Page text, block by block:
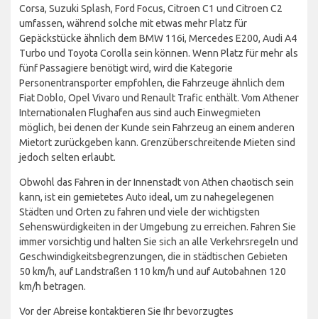
Corsa, Suzuki Splash, Ford Focus, Citroen C1 und Citroen C2
umfassen, während solche mit etwas mehr Platz für
Gepäckstücke ähnlich dem BMW 116i, Mercedes E200, Audi A4
Turbo und Toyota Corolla sein können. Wenn Platz für mehr als
fünf Passagiere benötigt wird, wird die Kategorie
Personentransporter empfohlen, die Fahrzeuge ähnlich dem
Fiat Doblo, Opel Vivaro und Renault Trafic enthält. Vom Athener
Internationalen Flughafen aus sind auch Einwegmieten
möglich, bei denen der Kunde sein Fahrzeug an einem anderen
Mietort zurückgeben kann. Grenzüberschreitende Mieten sind
jedoch selten erlaubt.
Obwohl das Fahren in der Innenstadt von Athen chaotisch sein
kann, ist ein gemietetes Auto ideal, um zu nahegelegenen
Städten und Orten zu fahren und viele der wichtigsten
Sehenswürdigkeiten in der Umgebung zu erreichen. Fahren Sie
immer vorsichtig und halten Sie sich an alle Verkehrsregeln und
Geschwindigkeitsbegrenzungen, die in städtischen Gebieten
50 km/h, auf Landstraßen 110 km/h und auf Autobahnen 120
km/h betragen.
Vor der Abreise kontaktieren Sie Ihr bevorzugtes